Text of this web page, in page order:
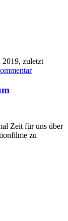
2019, zuletzt
Zeit für uns über
zu